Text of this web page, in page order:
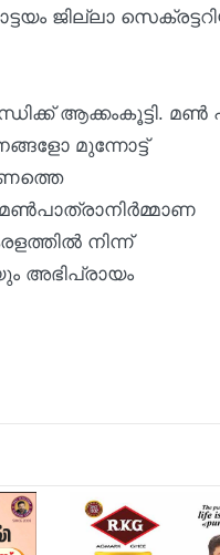
ജില്ലാ
ആക്കംകൂട്ടി. മൺ
മുന്നോട്ട്
നിന്ന്
അഭിപ്രായം